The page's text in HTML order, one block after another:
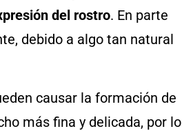
del rostro. En parte
debido a algo tan natural
causar la formación de
más fina y delicada, por lo